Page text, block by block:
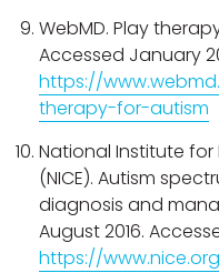
WebMD. Play
Accessed January
https://
therapy-for-autism
National Institute for
(NICE). Autism
diagnosis and
August 2016.
https://